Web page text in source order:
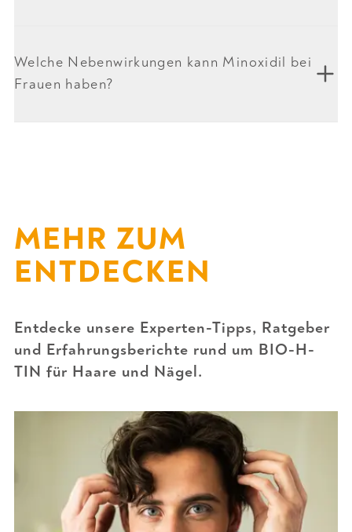
Welche Nebenwirkungen kann Minoxidil bei
Frauen haben?
MEHR ZUM
ENTDECKEN
Entdecke unsere Experten-Tipps, Ratgeber
und Erfahrungsberichte rund um BIO-H-
TIN für Haare und Nägel.